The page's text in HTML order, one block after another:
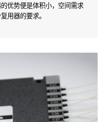
优势便是体积小，空间需求
用器的要求。